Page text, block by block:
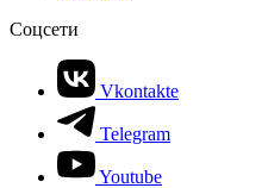
Соцсети
Vkontakte
Telegram
Youtube